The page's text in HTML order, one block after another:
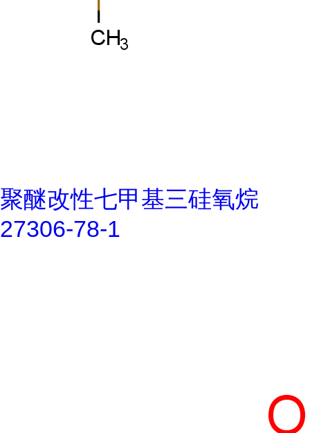
聚醚改性七甲基三硅氧烷
27306-78-1